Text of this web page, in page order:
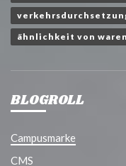
ähnlichkeit von
BLOGROLL
Campusmarke
CMS